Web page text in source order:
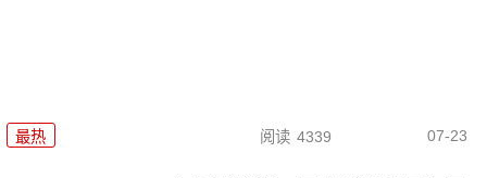
最热 阅读 4339 07-23